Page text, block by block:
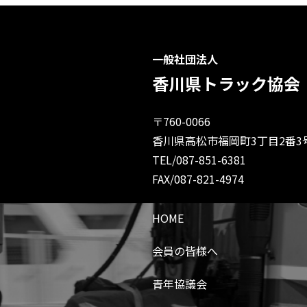
一般社団法人
香川県トラック協会
〒760-0066
香川県高松市福岡町3丁目2番3
TEL/087-851-6381
FAX/087-821-4974
HOME
会員の皆様へ
青年協議会